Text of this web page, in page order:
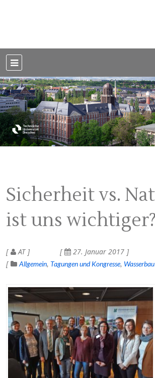
Sicherheit vs.
ist uns wichtiger?
AT 27. Januar 2017
Allgemein Tagungen und Kongresse Wasserbau